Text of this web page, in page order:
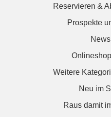
Reservieren &
Prospekte
Weitere
Neu im
Raus damit